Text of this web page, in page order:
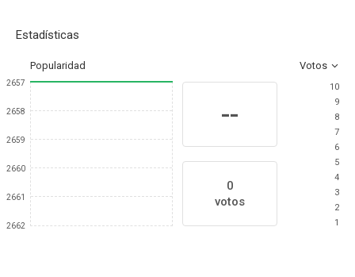
Estadísticas
Popularidad Votos
2657
2658
2659
2660
2661
2662
--
0
votos
10
9
8
7
6
5
4
3
2
1